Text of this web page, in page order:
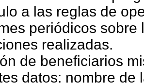
a las reglas de
periódicos
realizadas.
de beneficiarios
datos: nombre de